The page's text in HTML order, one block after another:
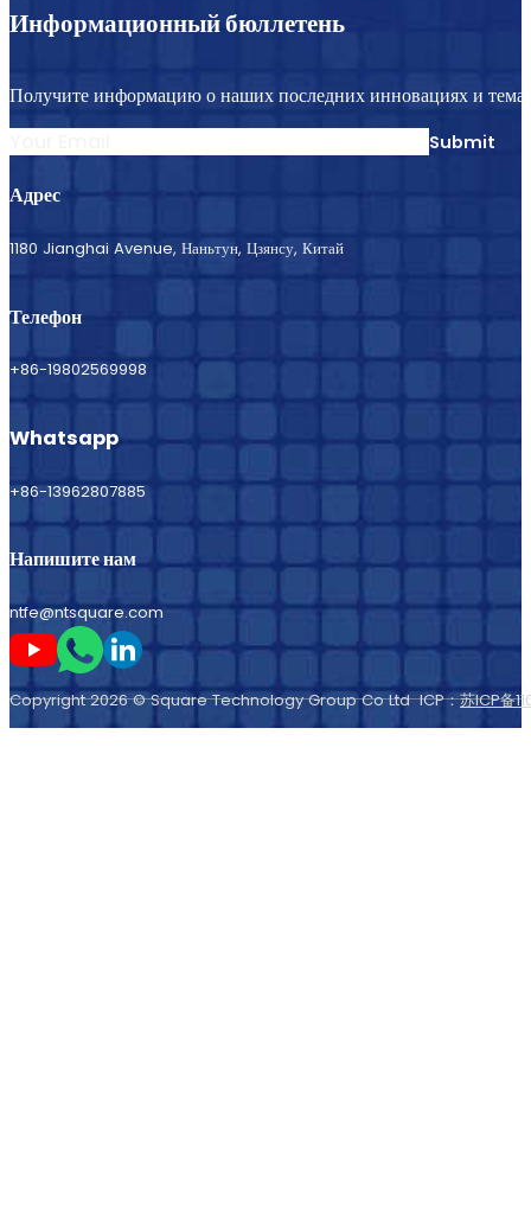
Информационный бюллетень
Получите информацию о наших последних инновациях и
Submit
Адрес
1180 Jianghai Avenue, Наньтун, Цзянсу, Китай
Телефон
+86-19802569998
Whatsapp
+86-13962807885
Напишите нам
ntfe@ntsquare.com
Следите за мной на Youtube
Следите за мной в Whatsapp
Следите за мной на LinkedIn
Copyright 2026 © Square Technology Group Co Ltd ICP：苏ICP备